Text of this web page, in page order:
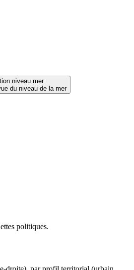
niveau mer
du niveau de la mer
politiques.